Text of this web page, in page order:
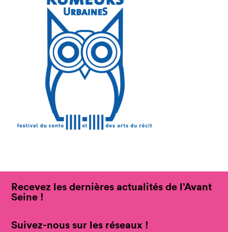
Recevez les dernières actualités de l’Avant
Seine !
Suivez-nous sur les réseaux !